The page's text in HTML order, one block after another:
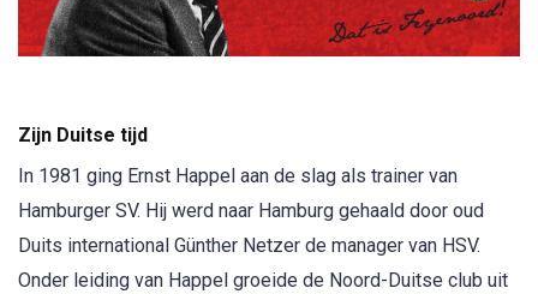
Zijn Duitse tijd
In 1981 ging Ernst Happel aan de slag als trainer van
Hamburger SV. Hij werd naar Hamburg gehaald door oud
Duits international Günther Netzer de manager van HSV.
Onder leiding van Happel groeide de Noord-Duitse club uit